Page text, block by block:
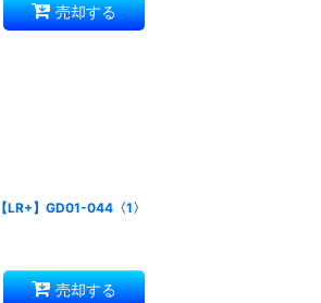
売却する
LR+】GD01-044〈1〉
売却する